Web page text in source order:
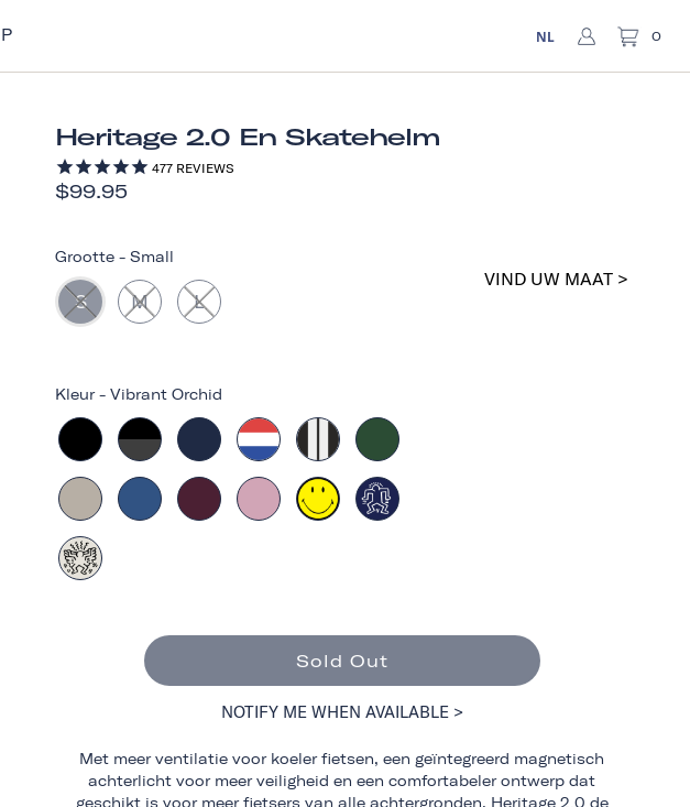
NL 0
Heritage 2.0 En Skatehelm
477 REVIEWS
$99.95
Kleur - Vibrant Orchid
Grootte - Small
S M L
VIND UW MAAT >
Sold Out
NOTIFY ME WHEN AVAILABLE >
Met meer ventilatie voor koeler fietsen, een geïntegreerd magnetisch
achterlicht voor meer veiligheid en een comfortabeler ontwerp dat
geschikt is voor meer fietsers van alle achtergronden, Heritage 2.0 de